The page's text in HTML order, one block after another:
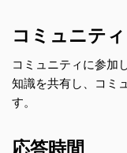
コミュニティ
コミュニティに参加
知識を共有し、コミ
す。
応答時間